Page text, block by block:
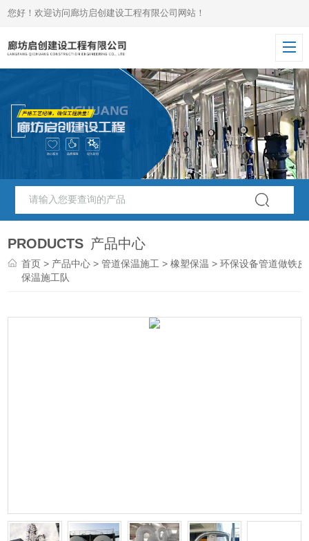
您好！欢迎访问廊坊启创建设工程有限公司网站！
PRODUCTS 产品中心
首页 > 产品中心 >管道保温施工 >橡塑保温 > 环保设备管道做铁皮
保温施工队